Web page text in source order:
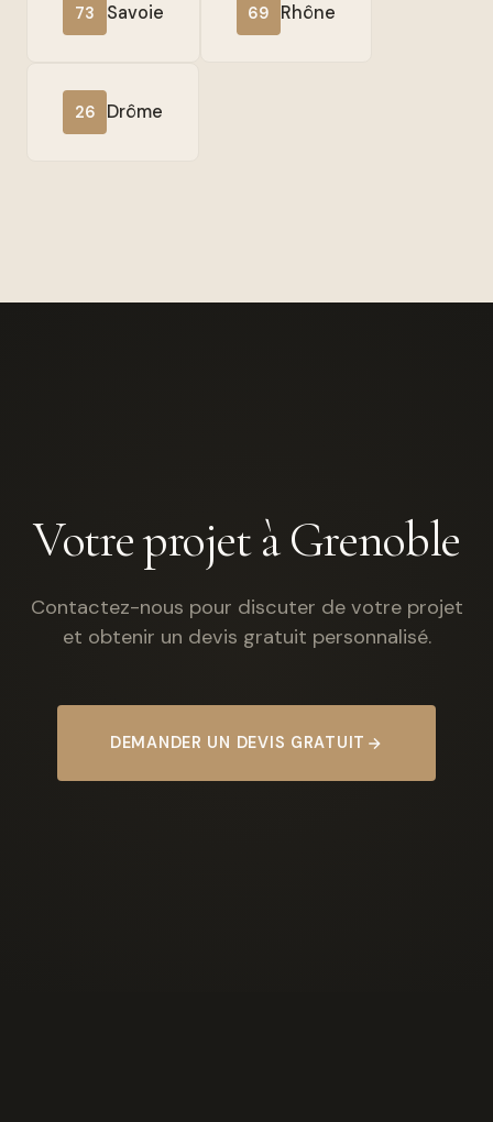
73 Savoie 69 Rhône
26 Drôme
Votre projet à Grenoble
Contactez-nous pour discuter de votre projet
et obtenir un devis gratuit personnalisé.
DEMANDER UN DEVIS GRATUIT